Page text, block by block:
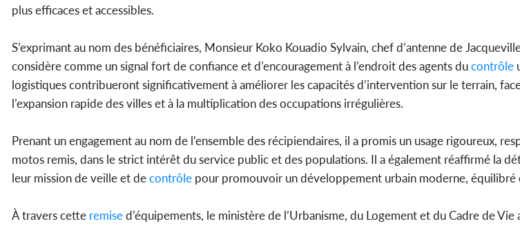
plus efficaces et accessibles.
S’exprimant au nom des bénéficiaires, Monsieur Koko Kouadio Sylvain, chef d’antenne de
considère comme un signal fort de confiance et d’encouragement à l’endroit des agents ducontrôle
logistiques contribueront significativement à améliorer les capacités d’intervention sur le terrain,
l’expansion rapide des villes et à la multiplication des occupations irrégulières.
Prenant un engagement au nom de l’ensemble des récipiendaires, il a promis un usage rigoureux,
motos remis, dans le strict intérêt du service public et des populations. Il a également réaffirmé la
leur mission de veille et decontrôle pour promouvoir un développement urbain moderne, équilibré
À travers cette remised’équipements, le ministère de l’Urbanisme, du Logement et du Cadre de